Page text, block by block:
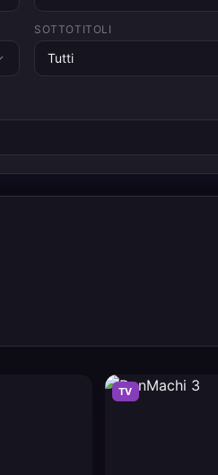
SOTTOTITOLI
Tutti
TV